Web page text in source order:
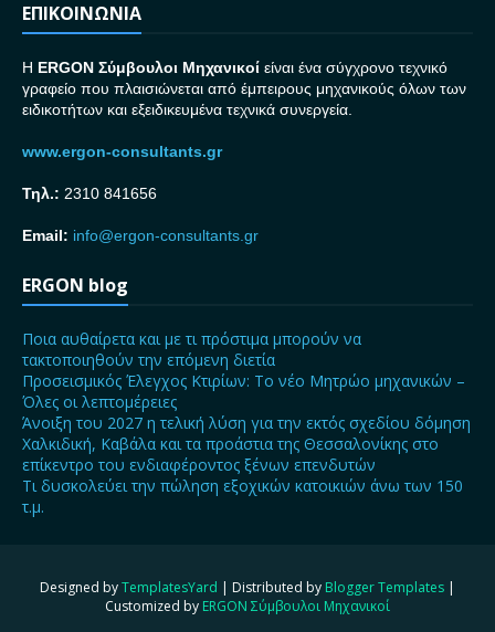
ΕΠΙΚΟΙΝΩΝΙΑ
H ERGON Σύμβουλοι Μηχανικοί είναι ένα σύγχρονο τεχνικό
γραφείο που πλαισιώνεται από έμπειρους μηχανικούς όλων των
ειδικοτήτων και εξειδικευμένα τεχνικά συνεργεία.
www.ergon-consultants.gr
Τηλ.: 2310 841656
Email: info@ergon-consultants.gr
ERGON blog
Ποια αυθαίρετα και με τι πρόστιμα μπορούν να
τακτοποιηθούν την επόμενη διετία
Προσεισμικός Έλεγχος Κτιρίων: Το νέο Μητρώο μηχανικών –
Όλες οι λεπτομέρειες
Άνοιξη του 2027 η τελική λύση για την εκτός σχεδίου δόμηση
Χαλκιδική, Καβάλα και τα προάστια της Θεσσαλονίκης στο
επίκεντρο του ενδιαφέροντος ξένων επενδυτών
Τι δυσκολεύει την πώληση εξοχικών κατοικιών άνω των 150
τ.μ.
Designed byTemplatesYard | Distributed by Blogger Templates |
Customized by ERGON Σύμβουλοι Μηχανικοί